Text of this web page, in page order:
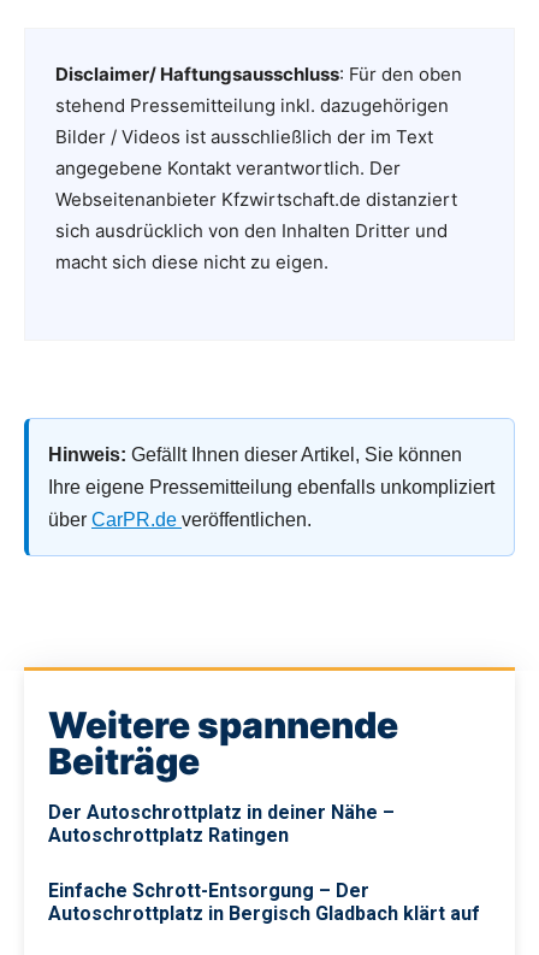
Disclaimer/ Haftungsausschluss: Für den oben
stehend Pressemitteilung inkl. dazugehörigen
Bilder / Videos ist ausschließlich der im Text
angegebene Kontakt verantwortlich. Der
Webseitenanbieter Kfzwirtschaft.de distanziert
sich ausdrücklich von den Inhalten Dritter und
macht sich diese nicht zu eigen.
Hinweis: Gefällt Ihnen dieser Artikel, Sie können
Ihre eigene Pressemitteilung ebenfalls unkompliziert
über CarPR.de veröffentlichen.
Weitere spannende
Beiträge
Der Autoschrottplatz in deiner Nähe –
Autoschrottplatz Ratingen
Einfache Schrott-Entsorgung – Der
Autoschrottplatz in Bergisch Gladbach klärt auf